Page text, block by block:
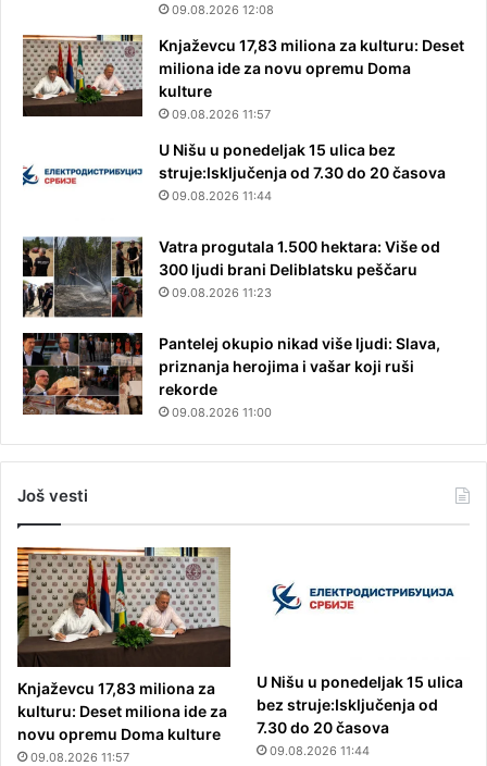
09.08.2026 12:08
Knjaževcu 17,83 miliona za kulturu: Deset
miliona ide za novu opremu Doma
kulture
09.08.2026 11:57
U Nišu u ponedeljak 15 ulica bez
struje:Isključenja od 7.30 do 20 časova
09.08.2026 11:44
Vatra progutala 1.500 hektara: Više od
300 ljudi brani Deliblatsku peščaru
09.08.2026 11:23
Pantelej okupio nikad više ljudi: Slava,
priznanja herojima i vašar koji ruši
rekorde
09.08.2026 11:00
Još vesti
Knjaževcu 17,83 miliona za
kulturu: Deset miliona ide za
novu opremu Doma kulture
09.08.2026 11:57
U Nišu u ponedeljak 15 ulica
bez struje:Isključenja od
7.30 do 20 časova
09.08.2026 11:44